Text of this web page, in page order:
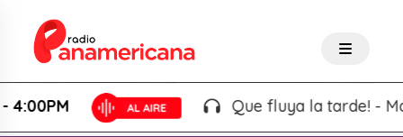
Que fluya la tarde! - Martin